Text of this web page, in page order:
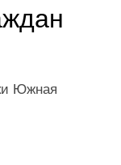
Южная